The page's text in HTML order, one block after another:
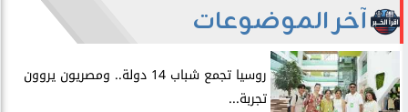
آخر الموضوعات
روسيا تجمع شباب 14 دولة.. ومصريون يروون
تجربة...